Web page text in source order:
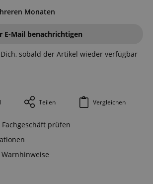
Monaten
E-Mail benachrichtigen
sobald der Artikel wieder verfügbar
Teilen Vergleichen
prüfen